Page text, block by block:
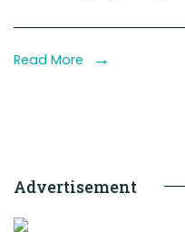
Read More
Advertisement